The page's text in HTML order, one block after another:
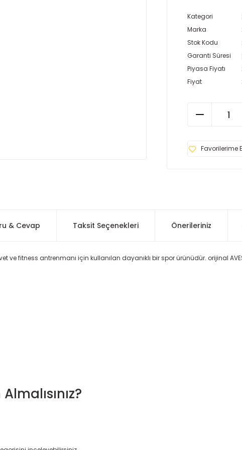
Kategori
Marka
Stok Kodu
Garanti Süresi
Piyasa Fiyatı
Fiyat
& Cevap Taksit Seçenekleri Önerileriniz
ve fitness antrenmanı için kullanılan dayanıklı bir spor ürünüdür. orijinal